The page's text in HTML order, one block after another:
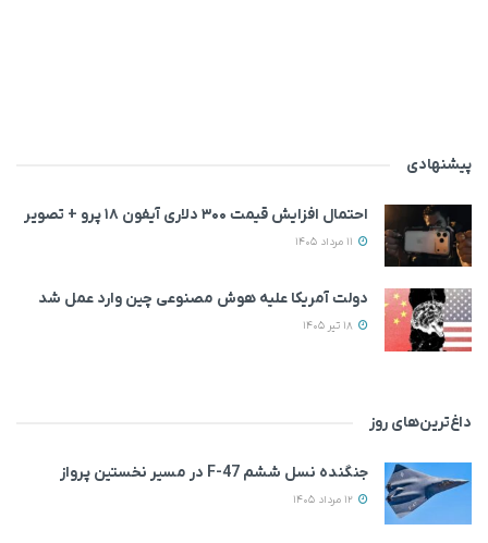
پیشنهادی
احتمال افزایش قیمت ۳۰۰ دلاری آیفون ۱۸ پرو + تصویر
دولت آمریکا علیه هوش مصنوعی چین وارد عمل شد
داغ‌ترین‌های روز
جنگنده نسل ششم F-47 در مسیر نخستین پرواز